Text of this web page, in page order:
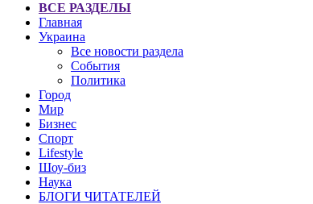
ВСЕ РАЗДЕЛЫ
Главная
Украина
Все новости раздела
События
Политика
Город
Мир
Бизнес
Спорт
Lifestyle
Шоу-биз
Наука
БЛОГИ ЧИТАТЕЛЕЙ